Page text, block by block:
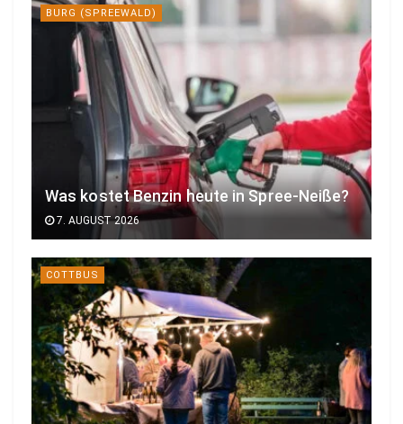
BURG (SPREEWALD)
Was kostet Benzin heute in Spree-Neiße?
7. AUGUST 2026
COTTBUS